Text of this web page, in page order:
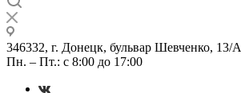
346332, г. Донецк, бульвар Шевченко, 13/А
Пн. – Пт.: с 8:00 до 17:00